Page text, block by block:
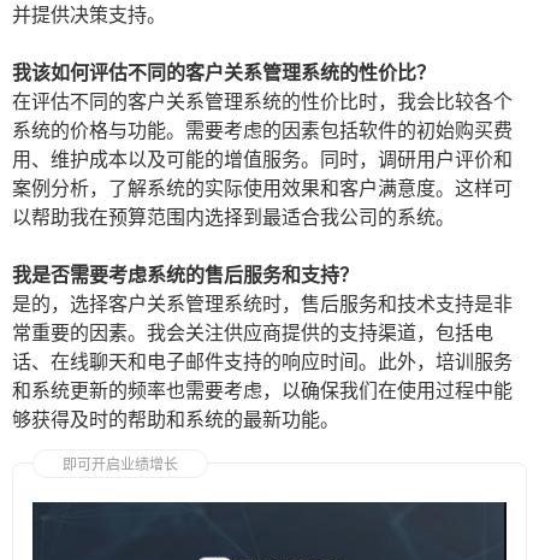
并提供决策支持。
我该如何评估不同的客户关系管理系统的性价比？
在评估不同的客户关系管理系统的性价比时，我会比较各个
系统的价格与功能。需要考虑的因素包括软件的初始购买费
用、维护成本以及可能的增值服务。同时，调研用户评价和
案例分析，了解系统的实际使用效果和客户满意度。这样可
以帮助我在预算范围内选择到最适合我公司的系统。
我是否需要考虑系统的售后服务和支持？
是的，选择客户关系管理系统时，售后服务和技术支持是非
常重要的因素。我会关注供应商提供的支持渠道，包括电
话、在线聊天和电子邮件支持的响应时间。此外，培训服务
和系统更新的频率也需要考虑，以确保我们在使用过程中能
够获得及时的帮助和系统的最新功能。
即可开启业绩增长